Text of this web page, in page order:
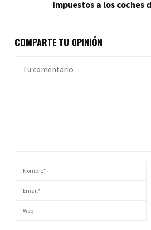
impuestos a los coches
COMPARTE TU OPINIÓN